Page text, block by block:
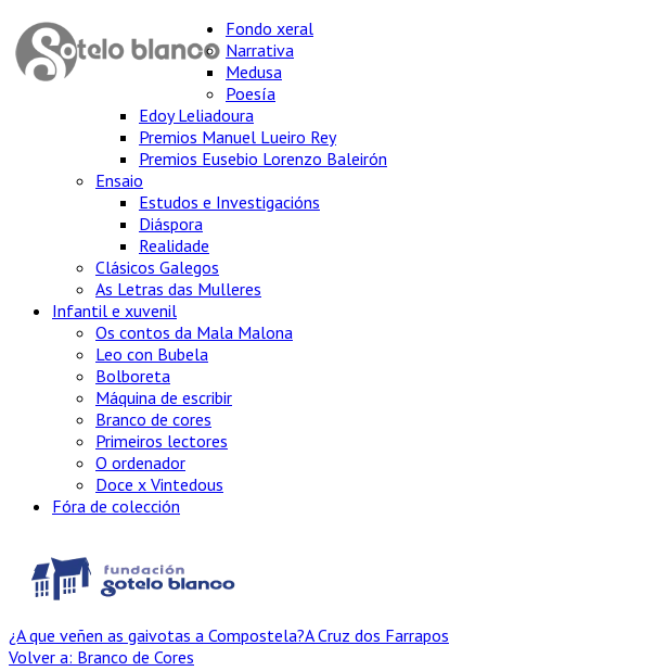
Fondo xeral
Narrativa
Medusa
Poesía
Edoy Leliadoura
Premios Manuel Lueiro Rey
Premios Eusebio Lorenzo Baleirón
Ensaio
Estudos e Investigacións
Diáspora
Realidade
Clásicos Galegos
As Letras das Mulleres
Infantil e xuvenil
Os contos da Mala Malona
Leo con Bubela
Bolboreta
Máquina de escribir
Branco de cores
Primeiros lectores
O ordenador
Doce x Vintedous
Fóra de colección
¿A que veñen as gaivotas a Compostela?A Cruz dos Farrapos
Volver a: Branco de Cores